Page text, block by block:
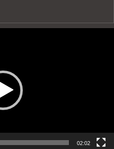
02:02